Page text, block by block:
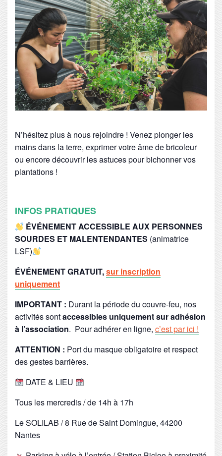
N’hésitez plus à nous rejoindre ! Venez plonger les
mains dans la terre, exprimer votre âme de bricoleur
ou encore découvrir les astuces pour bichonner vos
plantations !
INFOS PRATIQUES
ÉVÉNEMENT ACCESSIBLE AUX PERSONNES
SOURDES ET MALENTENDANTES (animatrice
LSF)
ÉVÉNEMENT GRATUIT,sur inscription
uniquement
IMPORTANT : Durant la période du couvre-feu, nos
activités sontaccessibles uniquement sur adhésion
à l’association. Pour adhérer en ligne, c’est par ici !
ATTENTION : Port du masque obligatoire et respect
des gestes barrières.
DATE & LIEU
Tous les mercredis / de 14h à 17h
Le SOLILAB / 8 Rue de Saint Domingue, 44200
Nantes